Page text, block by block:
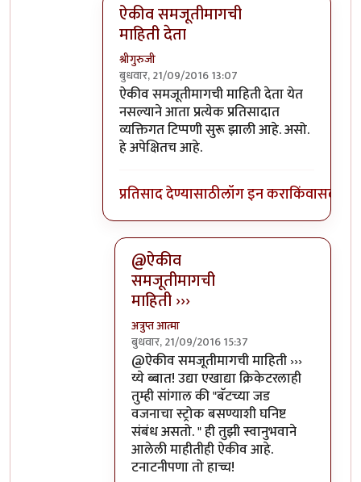
ऐकीव समजूतीमागची
माहिती देता
श्रीगुरुजी
बुधवार, 21/09/2016 13:07
In reply to@आत्मबंधवाल्यानी `कोहळा
ऐकीव समजूतीमागची माहिती देता येत
नसल्याने आता प्रत्येक प्रतिसादात
व्यक्तिगत टिप्पणी सुरू झाली आहे. असो.
हे अपेक्षितच आहे.
प्रतिसाद देण्यासाठीलॉग इन कराकिंवासदस्य
@ऐकीव
समजूतीमागची
माहिती ›››
अत्रुप्त आत्मा
बुधवार, 21/09/2016 15:37
In reply toऐकीव समजूतीमागची माहिती देता
@ऐकीव समजूतीमागची माहिती ›››
य्ये ब्बात! उद्या एखाद्या क्रिकेटरलाही
तुम्ही सांगाल की "बॅटच्या जड
वजनाचा स्ट्रोक बसण्याशी घनिष्ट
संबंध असतो. " ही तुझी स्वानुभवाने
आलेली माहीतीही ऐकीव आहे.
टनाटनीपणा तो हाच्च!